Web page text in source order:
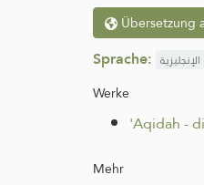
Übersetzung
Sprache: الإنجليزية
Werke
'Aqidah -
Mehr